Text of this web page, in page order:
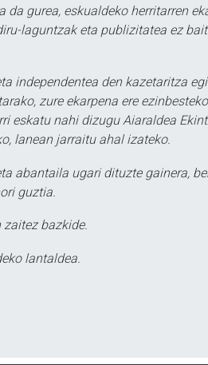
da gurea, eskualdeko herritarren
laguntzak eta publizitatea ez
independentea den kazetaritza
zure ekarpena ere
eskatu nahi dizugu Aiaraldea
lanean jarraitu ahal izateko.
abantaila ugari dituzte gainera,
guztia.
bazkide.
lantaldea.